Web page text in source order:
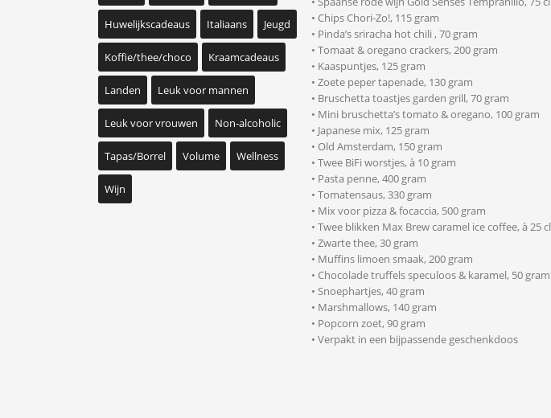
Huwelijkscadeaus Italiaans Jeugd
Koffie/thee/choco Kraamcadeaus
Landen Leuk voor mannen
Leuk voor vrouwen Non-alcoholic
Tapas/Borrel Volume Wellness
Wijn
• Chips Chori-Zo!, 115 gram
• Pinda’s sriracha hot chili , 70 gram
• Tomaat & oregano crackers, 200 gram
• Kaaspuntjes, 125 gram
• Zoete peper tapenade, 130 gram
• Bruschetta toastjes garden grill, 70 gram
• Mini bruschetta’s tomato & oregano, 100 gram
• Japanese mix, 125 gram
• Old Amsterdam, 150 gram
• Twee BiFi worstjes, à 10 gram
• Pasta penne, 400 gram
• Tomatensaus, 330 gram
• Mix voor pizza & focaccia, 500 gram
• Twee blikken Max Brew caramel ice coffee, à 25 cl
• Zwarte thee, 30 gram
• Muffins limoen smaak, 200 gram
• Chocolade truffels speculoos & karamel, 50 gram
• Snoephartjes, 40 gram
• Marshmallows, 140 gram
• Popcorn zoet, 90 gram
• Verpakt in een bijpassende geschenkdoos